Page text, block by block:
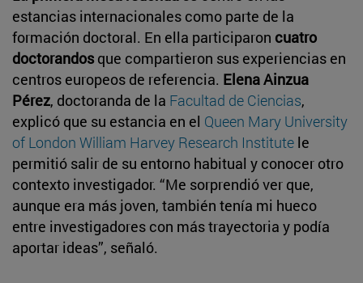
estancias internacionales como parte de la
formación doctoral. En ella participaron cuatro
doctorandosque compartieron sus experiencias en
centros europeos de referencia. Elena Ainzua
Pérez, doctoranda de la Facultad de Ciencias,
explicó que su estancia en el Queen Mary University
of London William Harvey Research Institute le
permitió salir de su entorno habitual y conocer otro
contexto investigador. “Me sorprendió ver que,
aunque era más joven, también tenía mi hueco
entre investigadores con más trayectoria y podía
aportar ideas”, señaló.